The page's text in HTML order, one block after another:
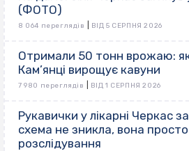
(ФОТО)
8 064 переглядів ВІД 5 СЕРПНЯ 2026
Отримали 50 тонн врожаю:
Кам’янці вирощує кавуни
7 980 переглядів ВІД 1 СЕРПНЯ 2026
Рукавички у лікарні Черкас
схема не зникла, вона просто
розслідування